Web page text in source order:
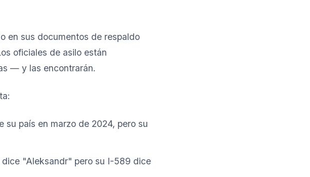
en sus documentos de respaldo
oficiales de asilo están
— y las encontrarán.
su país en marzo de 2024, pero su
"Aleksandr" pero su I-589 dice